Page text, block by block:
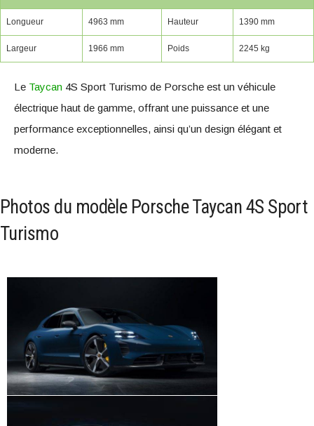
Longueur 4963 mm Hauteur 1390 mm
Largeur 1966 mm Poids 2245 kg
Le Taycan 4S Sport Turismo de Porsche est un véhicule
électrique haut de gamme, offrant une puissance et une
performance exceptionnelles, ainsi qu’un design élégant et
moderne.
Photos du modèle Porsche Taycan 4S Sport
Turismo